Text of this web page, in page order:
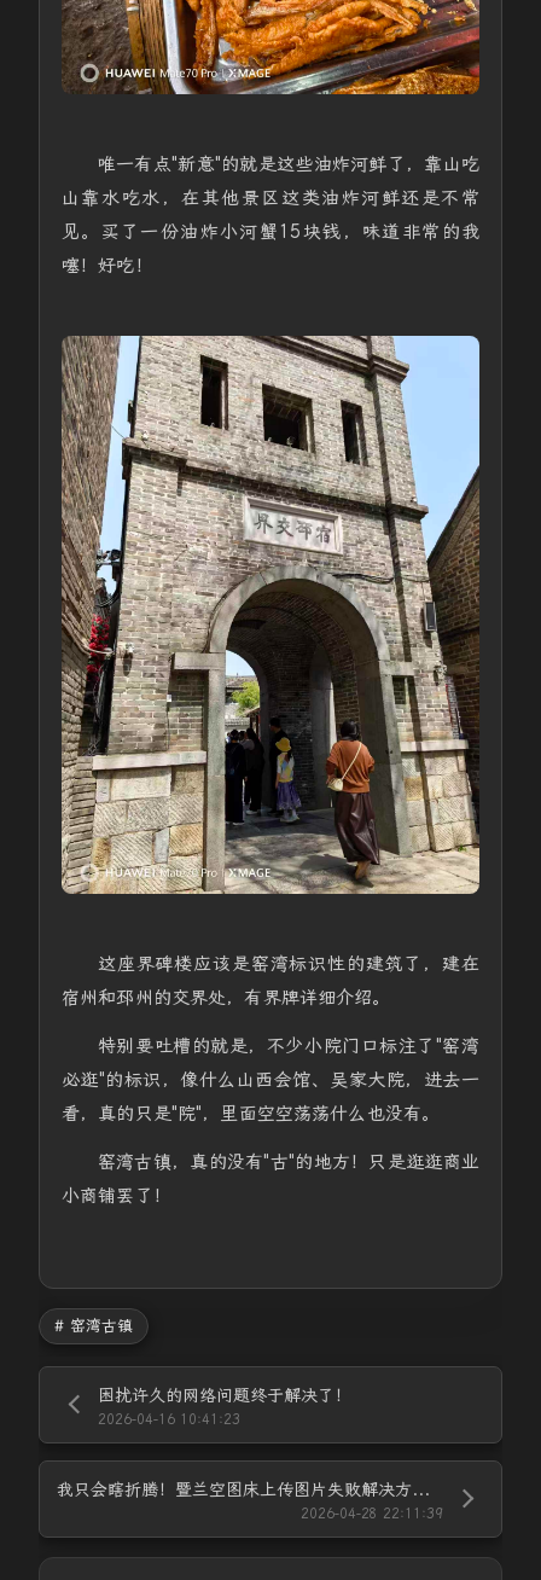
唯一有点"新意"的就是这些油炸河鲜了，靠山吃
山靠水吃水，在其他景区这类油炸河鲜还是不常
见。买了一份油炸小河蟹15块钱，味道非常的我
噻！好吃！
这座界碑楼应该是窑湾标识性的建筑了，建在
宿州和邳州的交界处，有界牌详细介绍。
特别要吐槽的就是，不少小院门口标注了"窑湾
必逛"的标识，像什么山西会馆、吴家大院，进去一
看，真的只是"院"，里面空空荡荡什么也没有。
窑湾古镇，真的没有"古"的地方！只是逛逛商业
小商铺罢了！
# 窑湾古镇
困扰许久的网络问题终于解决了！
2026-04-16 10:41:23
我只会瞎折腾！暨兰空图床上传图片失败解决方法！
2026-04-28 22:11:39